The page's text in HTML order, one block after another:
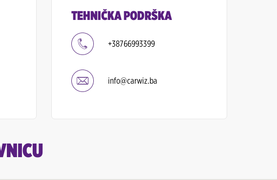
TEHNIČKA PODRŠKA
+38766993399
info@carwiz.ba